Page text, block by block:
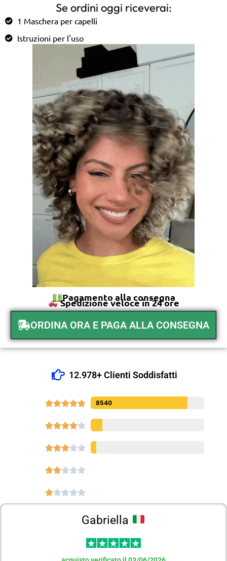
Se ordini oggi riceverai:
1 Maschera per capelli
Istruzioni per l'uso
Pagamento alla consegna
Spedizione veloce in 24 ore
ORDINA ORA E PAGA ALLA CONSEGNA
12.978+ Clienti Soddisfatti
 8540




Gabriella